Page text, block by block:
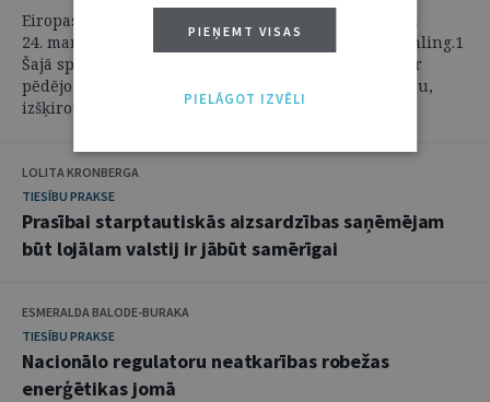
Eiropas Savienības Tiesa (turpmāk – EST) 2026. gada
24. martā pasludināja spriedumu lietā C-767/23 Remling.1
Šajā spriedumā ietvertas būtiskas atziņas saistībā ar
pēdējo instanču tiesu pienākumu pamatot atteikumu,
izšķiroties neuzdot ...
LOLITA KRONBERGA
TIESĪBU PRAKSE
Prasībai starptautiskās aizsardzības saņēmējam
būt lojālam valstij ir jābūt samērīgai
ESMERALDA BALODE-BURAKA
TIESĪBU PRAKSE
Nacionālo regulatoru neatkarības robežas
enerģētikas jomā
PIEŅEMT VISAS
PIELĀGOT IZVĒLI